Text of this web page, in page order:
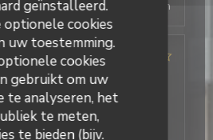
geïnstalleerd.
optionele cookies
uw toestemming.
cookies
gebruikt om uw
te analyseren, het
te meten,
te bieden (bijv.
de vous revoir, la direction
2
:4/5 Keuken:5 /5 Kwaliteit / Prijs
deze beoordeling gereageerd